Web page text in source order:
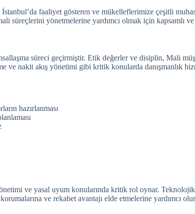
faaliyet gösteren ve mükelleflerimize çeşitli
süreçlerini yönetmelerine yardımcı olmak için kapsamlı
süreci geçirmiştir. Etik değerler ve disiplin, Mali
ve nakit akış yönetimi gibi kritik konularda danışmanlık
hazırlanması
ve yasal uyum konularında kritik rol oynar.
ve rekabet avantajı elde etmelerine yardımcı